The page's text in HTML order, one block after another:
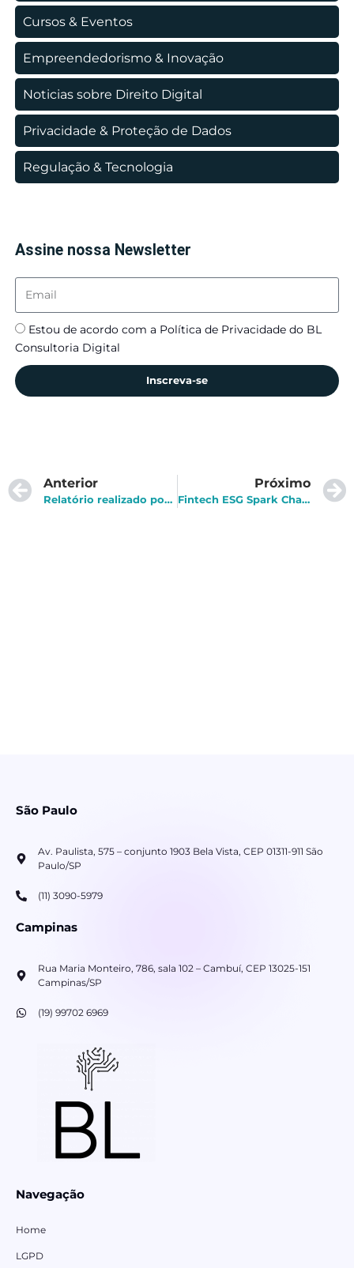
Cursos & Eventos
Empreendedorismo & Inovação
Noticias sobre Direito Digital
Privacidade & Proteção de Dados
Regulação & Tecnologia
Assine nossa Newsletter
Estou de acordo com a Política de Privacidade do BL
Consultoria Digital
Inscreva-se
Anterior
Relatório realizado por empresa de inovação demonstra que 2020 foi o melhor ano para healthtechs no Brasil
Próximo
Fintech ESG Spark Change obteve financiamento de $4,5 milhões
São Paulo
Av. Paulista, 575 – conjunto 1903 Bela Vista, CEP 01311-911 São
Paulo/SP
(11) 3090-5979
Campinas
Rua Maria Monteiro, 786, sala 102 – Cambuí, CEP 13025-151
Campinas/SP
(19) 99702 6969
Navegação
Home
LGPD